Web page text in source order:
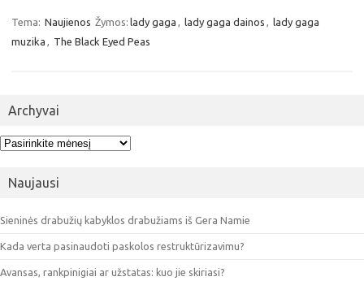
Tema: Naujienos Žymos: lady gaga , lady gaga dainos , lady gaga
muzika , The Black Eyed Peas
Archyvai
Archyvai
Naujausi
Sieninės drabužių kabyklos drabužiams iš Gera Namie
Kada verta pasinaudoti paskolos restruktūrizavimu?
Avansas, rankpinigiai ar užstatas: kuo jie skiriasi?